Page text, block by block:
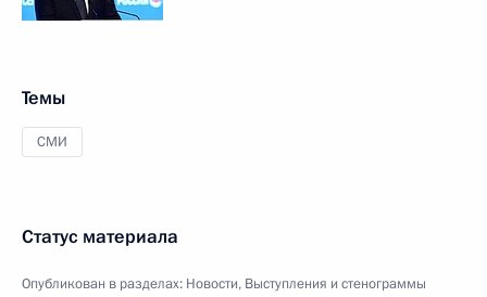
Темы
СМИ
Статус материала
Опубликован в разделах: Новости, Выступления и стенограммы